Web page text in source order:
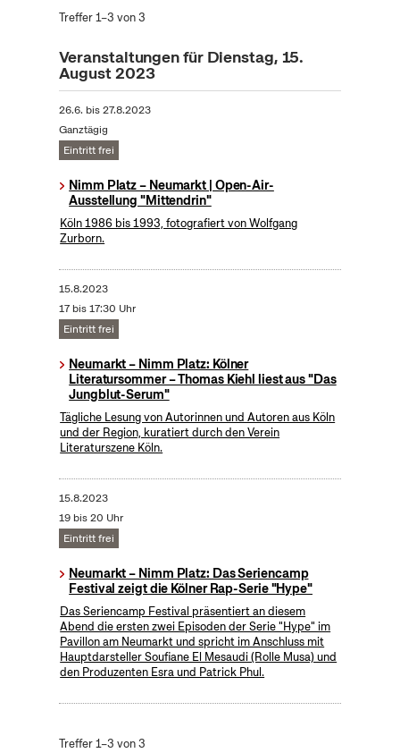
Treffer 1–3 von 3
Veranstaltungen für Dienstag, 15.
August 2023
26.6. bis27.8.2023
Ganztägig
Eintritt frei
Nimm Platz – Neumarkt | Open-Air-
Ausstellung "Mittendrin"
Köln 1986 bis 1993, fotografiert von Wolfgang
Zurborn.
15.8.2023
17 bis 17:30 Uhr
Eintritt frei
Neumarkt – Nimm Platz: Kölner
Literatursommer – Thomas Kiehl liest aus "Das
Jungblut-Serum"
Tägliche Lesung von Autorinnen und Autoren aus Köln
und der Region, kuratiert durch den Verein
Literaturszene Köln.
15.8.2023
19 bis 20 Uhr
Eintritt frei
Neumarkt – Nimm Platz: Das Seriencamp
Festival zeigt die Kölner Rap-Serie "Hype"
Das Seriencamp Festival präsentiert an diesem
Abend die ersten zwei Episoden der Serie "Hype" im
Pavillon am Neumarkt und spricht im Anschluss mit
Hauptdarsteller Soufiane El Mesaudi (Rolle Musa) und
den Produzenten Esra und Patrick Phul.
Treffer 1–3 von 3